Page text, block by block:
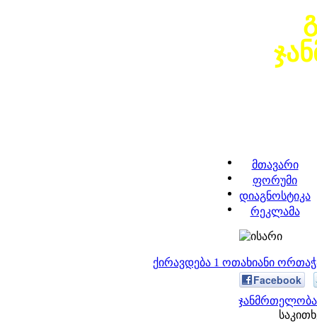
მთავარი
ფორუმი
დიაგნოსტიკა
რეკლამა
ქირავდება 1 ოთახიანი
Facebook
ჯანმრთელობა